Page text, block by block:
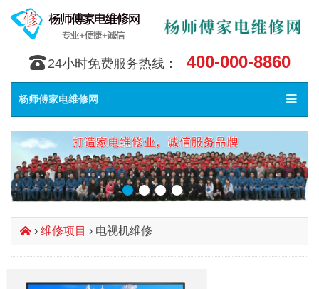
󰇯 24小时免费服务热线： 400-000-8860
Toggle
󰀥
杨师傅家电维修网
󰄫 › 维修项目 › 电视机维修